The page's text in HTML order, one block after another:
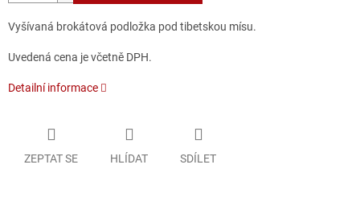
Vyšívaná brokátová podložka pod tibetskou mísu.
Uvedená cena je včetně DPH.
Detailní informace
ZEPTAT SE HLÍDAT SDÍLET